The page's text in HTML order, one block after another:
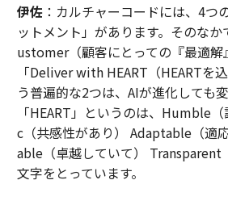
伊佐：カルチャーコードには、4つ
ットメント」があります。そのな
ustomer（顧客にとっての『最適解
「Deliver with HEART（HEARTを
う普遍的な2つは、AIが進化しても
「HEART」というのは、Humble
c（共感性があり） Adaptable（適
able（卓越していて） Transparent
文字をとっています。